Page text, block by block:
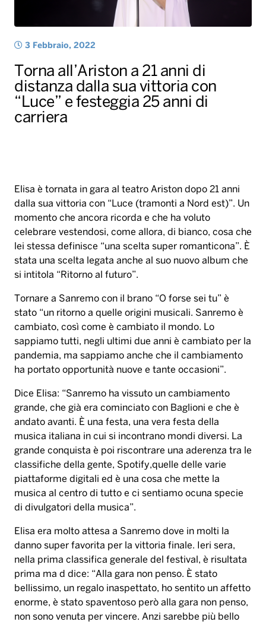
3 Febbraio, 2022
Torna all’Ariston a 21 anni di
distanza dalla sua vittoria con
“Luce” e festeggia 25 anni di
carriera
Elisa è tornata in gara al teatro Ariston dopo 21 anni
dalla sua vittoria con “Luce (tramonti a Nord est)”. Un
momento che ancora ricorda e che ha voluto
celebrare vestendosi, come allora, di bianco, cosa che
lei stessa definisce “una scelta super romanticona”. È
stata una scelta legata anche al suo nuovo album che
si intitola “Ritorno al futuro”.
Tornare a Sanremo con il brano “O forse sei tu” è
stato “un ritorno a quelle origini musicali. Sanremo è
cambiato, così come è cambiato il mondo. Lo
sappiamo tutti, negli ultimi due anni è cambiato per la
pandemia, ma sappiamo anche che il cambiamento
ha portato opportunità nuove e tante occasioni”.
Dice Elisa: “Sanremo ha vissuto un cambiamento
grande, che già era cominciato con Baglioni e che è
andato avanti. È una festa, una vera festa della
musica italiana in cui si incontrano mondi diversi. La
grande conquista è poi riscontrare una aderenza tra le
classifiche della gente, Spotify,quelle delle varie
piattaforme digitali ed è una cosa che mette la
musica al centro di tutto e ci sentiamo ocuna specie
di divulgatori della musica”.
Elisa era molto attesa a Sanremo dove in molti la
danno super favorita per la vittoria finale. Ieri sera,
nella prima classifica generale del festival, è risultata
prima ma d dice: “Alla gara non penso. È stato
bellissimo, un regalo inaspettato, ho sentito un affetto
enorme, è stato spaventoso però alla gara non penso,
non sono venuta per vincere. Anzi sarebbe più bello